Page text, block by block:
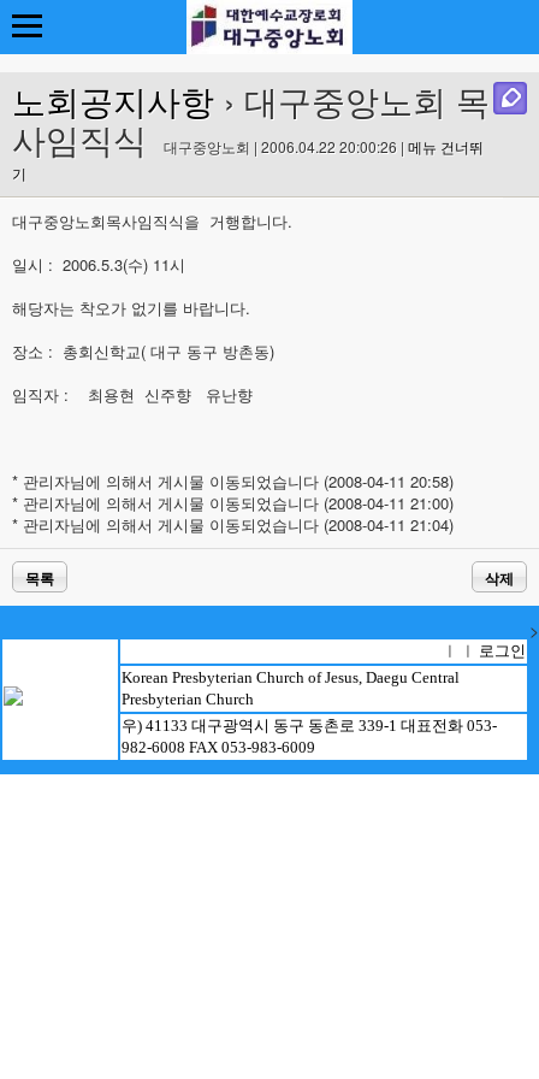
노회공지사항 › 대구중앙노회 목
사임직식
대구중앙노회 | 2006.04.22 20:00:26 | 메뉴 건너뛰
기
대구중앙노회목사임직식을 거행합니다.
일시 : 2006.5.3(수) 11시
해당자는 착오가 없기를 바랍니다.
장소 : 총회신학교( 대구 동구 방촌동)
임직자 : 최용현 신주향 유난향
* 관리자님에 의해서 게시물 이동되었습니다 (2008-04-11 20:58)
* 관리자님에 의해서 게시물 이동되었습니다 (2008-04-11 21:00)
* 관리자님에 의해서 게시물 이동되었습니다 (2008-04-11 21:04)
목록 삭제
>
로그인
Korean Presbyterian Church of Jesus, Daegu Central
Presbyterian Church
우) 41133 대구광역시 동구 동촌로 339-1 대표전화 053-
982-6008 FAX 053-983-6009